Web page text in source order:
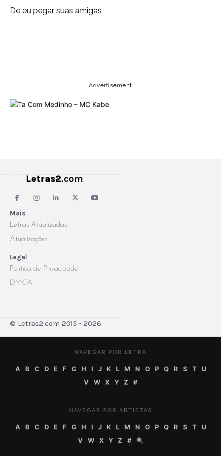
De eu pegar suas amigas
Advertisement
Mais
Letras Atualizadas
Atualizações
Legal
Politica de Privacidade
DMCA
Letras2.com
© Letras2.com 2015 - 2026
NAVEGAR POR LETRA
A B C D E F G H I J K L M N O P Q R S T
U
V
W X Y Z #
NAVEGAR POR ARTISTAS
A B C D E F G H I J K L M N O P Q R S T
U
V
W X Y Z #